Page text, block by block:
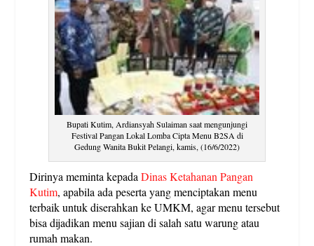
Bupati Kutim, Ardiansyah Sulaiman saat mengunjungi
Festival Pangan Lokal Lomba Cipta Menu B2SA di
Gedung Wanita Bukit Pelangi, kamis, (16/6/2022)
Dirinya meminta kepadaDinas Ketahanan Pangan
Kutim, apabila ada peserta yang menciptakan menu
terbaik untuk diserahkan ke UMKM, agar menu tersebut
bisa dijadikan menu sajian di salah satu warung atau
rumah makan.